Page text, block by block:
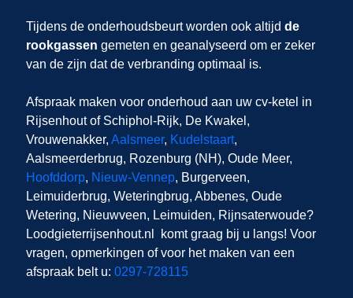
Tijdens de onderhoudsbeurt worden ook altijd de
rookgassen gemeten en geanalyseerd om er zeker
van de zijn dat de verbranding optimaal is.
Afspraak maken voor onderhoud aan uw cv-ketel in
Rijsenhoutof Schiphol-Rijk, De Kwakel,
Vrouwenakker, Aalsmeer, Kudelstaart,
Aalsmeerderbrug, Rozenburg (NH), Oude Meer,
Hoofddorp, Nieuw-Vennep, Burgerveen,
Leimuiderbrug, Weteringbrug, Abbenes, Oude
Wetering, Nieuwveen, Leimuiden, Rijnsaterwoude?
Loodgieterrijsenhout.nl
komt graag bij u langs! Voor
vragen, opmerkingen of voor het maken van een
afspraak belt u: 0297-728115